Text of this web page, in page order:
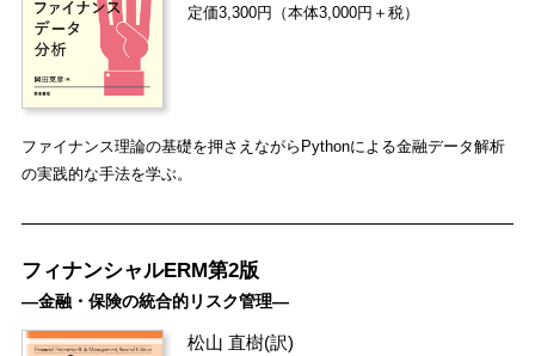
定価3,300円（本体3,000円＋税）
ファイナンス理論の基礎を押さえながらPythonによる金融データ解析
の実践的な手法を学ぶ。
フィナンシャルERM第2版
―金融・保険の統合的リスク管理―
松山 直樹(訳)